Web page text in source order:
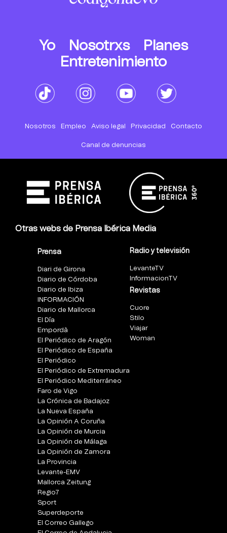
Yo Nosotrxs
Planes
Entretenimiento
Nosotros Empleo Aviso legal Privacidad Contacto
Canal de denuncias
Otras webs de Prensa Ibérica Media
Prensa
Diari de Girona
Diario de Córdoba
Diario de Ibiza
INFORMACIÓN
Diario de Mallorca
El Día
Empordà
El Periódico de Aragón
El Periódico de España
El Periódico
El Periódico de Extremadura
El Periódico Mediterráneo
Faro de Vigo
La Crónica de Badajoz
La Nueva España
La Opinión A Coruña
La Opinión de Murcia
La Opinión de Málaga
La Opinión de Zamora
La Provincia
Levante-EMV
Mallorca Zeitung
Regio7
Sport
Superdeporte
El Correo Gallego
Radio y televisión
LevanteTV
InformacionTV
Revistas
Cuore
Stilo
Viajar
Woman